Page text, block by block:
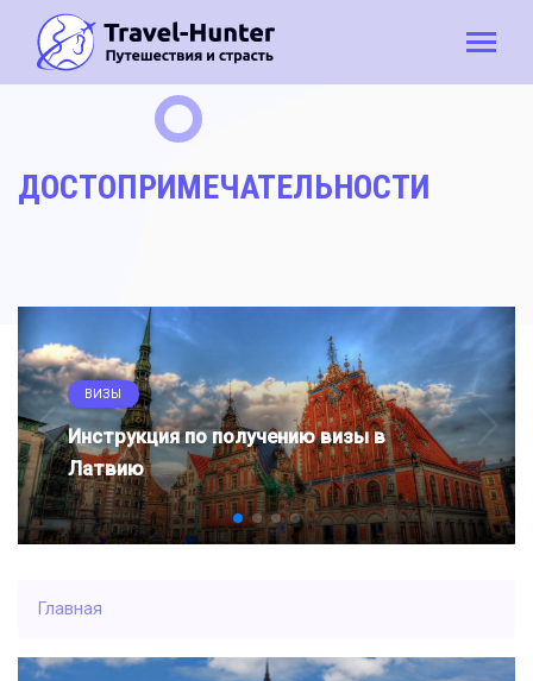
ДОСТОПРИМЕЧАТЕЛЬНОСТИ
ВИЗЫ
Инструкция по получению визы в
Латвию
Главная